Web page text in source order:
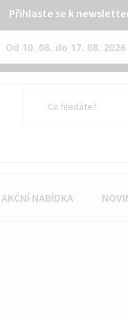
Přihlaste se k
Od 10. 08. do 17. 08. 2026
AKČNÍ NABÍDKA